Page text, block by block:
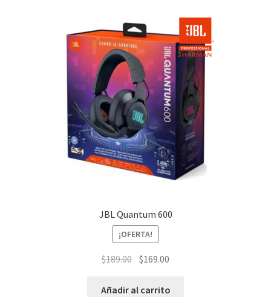
JBL Quantum 600
¡OFERTA!
$189.00 El
original
$169.00
actual
Añadir al carrito